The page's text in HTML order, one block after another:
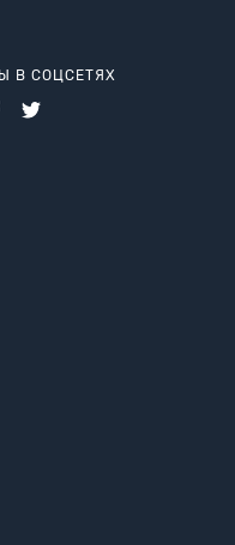
В СОЦСЕТЯХ